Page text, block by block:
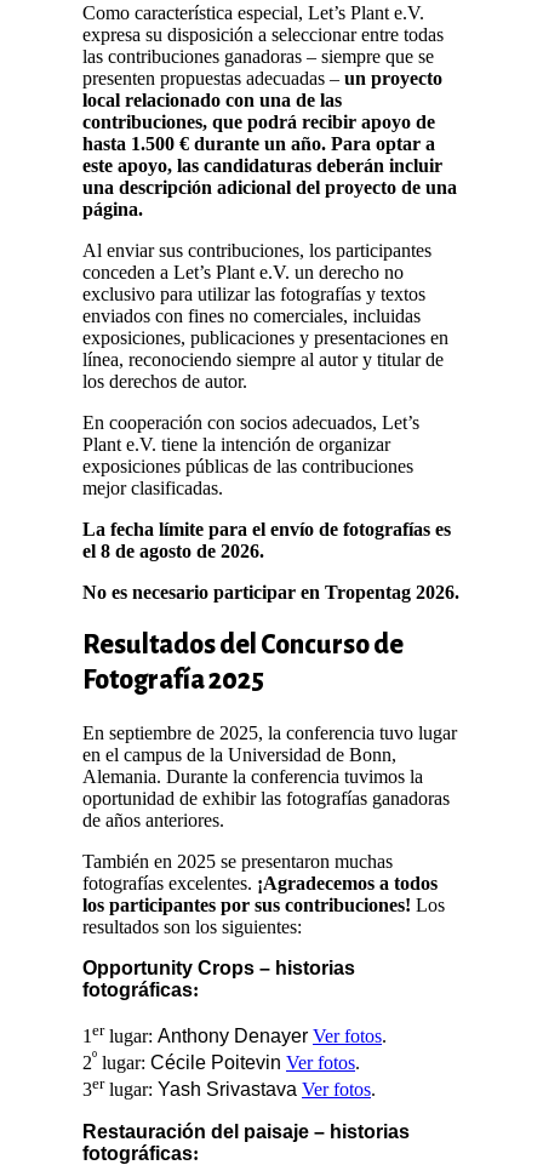
Como característica especial, Let’s Plant e.V.
expresa su disposición a seleccionar entre todas
las contribuciones ganadoras – siempre que se
presenten propuestas adecuadas – un proyecto
local relacionado con una de las
contribuciones, que podrá recibir apoyo de
hasta 1.500 € durante un año. Para optar a
este apoyo, las candidaturas deberán incluir
una descripción adicional del proyecto de una
página.
Al enviar sus contribuciones, los participantes
conceden a Let’s Plant e.V. un derecho no
exclusivo para utilizar las fotografías y textos
enviados con fines no comerciales, incluidas
exposiciones, publicaciones y presentaciones en
línea, reconociendo siempre al autor y titular de
los derechos de autor.
En cooperación con socios adecuados, Let’s
Plant e.V. tiene la intención de organizar
exposiciones públicas de las contribuciones
mejor clasificadas.
La fecha límite para el envío de fotografías es
el 8 de agosto de 2026.
No es necesario participar en Tropentag 2026.
Resultados del Concurso de
Fotografía 2025
En septiembre de 2025, la conferencia tuvo lugar
en el campus de la Universidad de Bonn,
Alemania. Durante la conferencia tuvimos la
oportunidad de exhibir las fotografías ganadoras
de años anteriores.
También en 2025 se presentaron muchas
fotografías excelentes. ¡Agradecemos a todos
los participantes por sus contribuciones! Los
resultados son los siguientes:
Opportunity Crops – historias
fotográficas:
1 erlugar: Anthony Denayer Ver fotos.
2º lugar: Cécile Poitevin Ver fotos.
3erlugar: Yash Srivastava Ver fotos.
Restauración del paisaje – historias
fotográficas: